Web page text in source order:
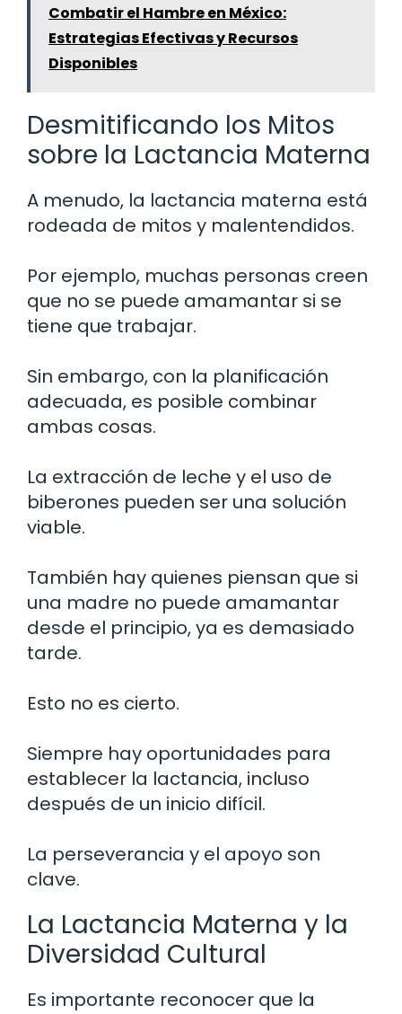
Combatir el Hambre en México:
Estrategias Efectivas y Recursos
Disponibles
Desmitificando los Mitos
sobre la Lactancia Materna
A menudo, la lactancia materna está
rodeada de mitos y malentendidos.
Por ejemplo, muchas personas creen
que no se puede amamantar si se
tiene que trabajar.
Sin embargo, con la planificación
adecuada, es posible combinar
ambas cosas.
La extracción de leche y el uso de
biberones pueden ser una solución
viable.
También hay quienes piensan que si
una madre no puede amamantar
desde el principio, ya es demasiado
tarde.
Esto no es cierto.
Siempre hay oportunidades para
establecer la lactancia, incluso
después de un inicio difícil.
La perseverancia y el apoyo son
clave.
La Lactancia Materna y la
Diversidad Cultural
Es importante reconocer que la